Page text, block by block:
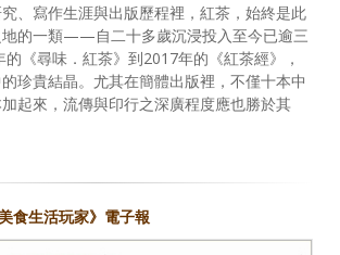
、寫作生涯與出版歷程裡，紅茶，始終是此
地的一類——自二十多歲沉浸投入至今已逾三
《尋味．紅茶》到2017年的《紅茶經》，
珍貴結晶。尤其在簡體出版裡，不僅十本中
起來，流傳與印行之深廣程度應也勝於其
食生活玩家》電子報